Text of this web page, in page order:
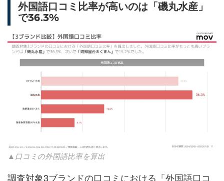
外国語口コミ比率が高いのは「磯丸水産」
で36.3%
▲口コミの外国語比率を算出
調査対象3ブランドの口コミにおける「外国語口コ